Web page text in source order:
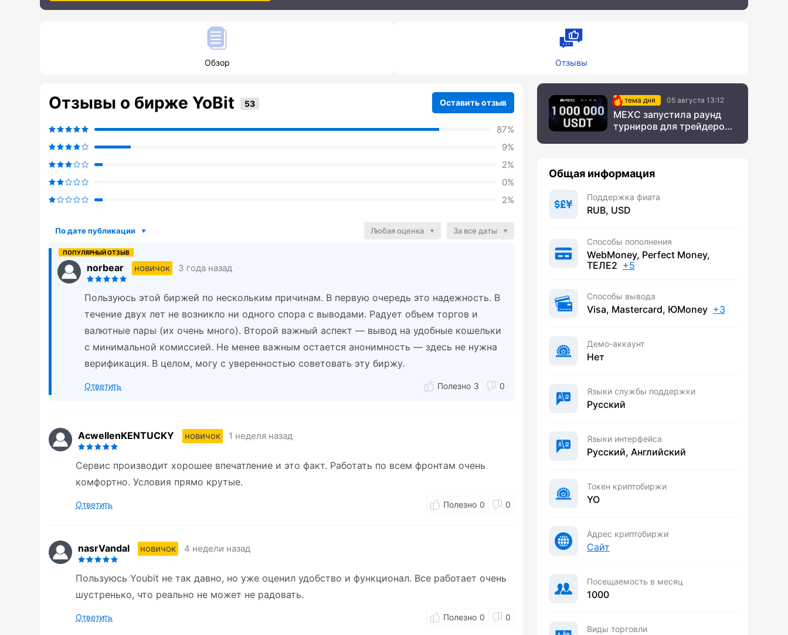
Обзор Отзывы
Отзывы о бирже YoBit Оставить отзыв
87%
9%
2%
0%
2%
По дате публикации Любая оценка За все даты
norbear новичок 3 года назад
Пользуюсь этой биржей по нескольким причинам. В первую очередь это надежность. В
течение двух лет не возникло ни одного спора с выводами. Радует объем торгов и
валютные пары (их очень много). Второй важный аспект — вывод на удобные кошельки
с минимальной комиссией. Не менее важным остается анонимность — здесь не нужна
верификация. В целом, могу с уверенностью советовать эту биржу.
Ответить 3 0
AcwellenKENTUCKY новичок 1 неделя назад
Сервис производит хорошее впечатление и это факт. Работать по всем фронтам очень
комфортно. Условия прямо крутые.
Ответить 0 0
nasrVandal новичок 4 недели назад
Пользуюсь Youbit не так давно, но уже оценил удобство и функционал. Все работает очень
шустренько, что реально не может не радовать.
Ответить 0 0
тема дня 05 августа 13:12
MEXC запустила раунд
турниров для трейдеров
Общая информация
Поддержка фиата
RUB, USD
Способы пополнения
WebMoney, Perfect Money,
ТЕЛЕ2 +5
Способы вывода
Visa, Mastercard, ЮMoney +3
Демо-аккаунт
Нет
Языки службы поддержки
Русский
Языки интерфейса
Русский, Английский
Токен криптобиржи
YO
Адрес криптобиржи
Сайт
Посещаемость в месяц
1000
Виды торговли